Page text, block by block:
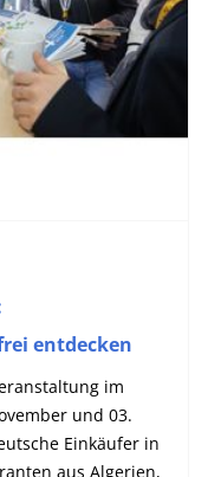
entdecken
im
und 03.
Einkäufer in
aus Algerien,